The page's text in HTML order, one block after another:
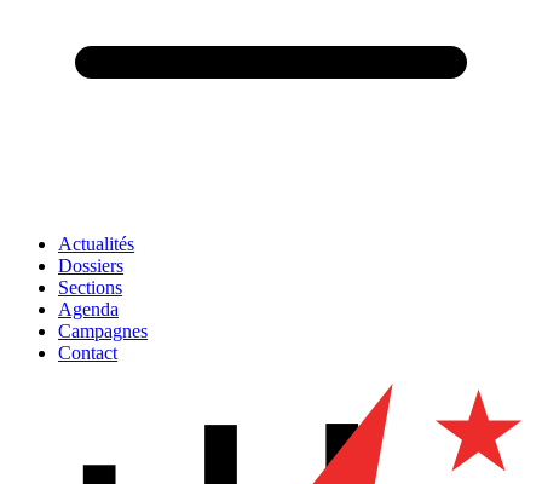
Actualités
Dossiers
Sections
Agenda
Campagnes
Contact